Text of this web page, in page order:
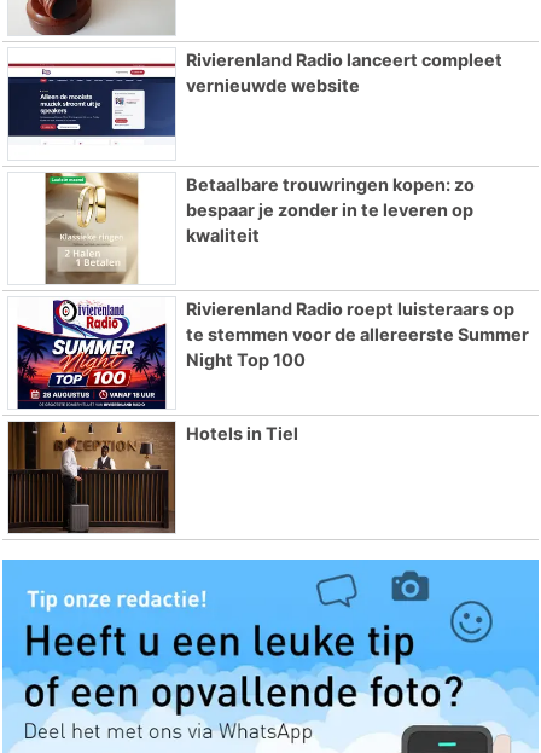
Rivierenland Radio lanceert compleet
vernieuwde website
Betaalbare trouwringen kopen: zo
bespaar je zonder in te leveren op
kwaliteit
Rivierenland Radio roept luisteraars op
te stemmen voor de allereerste Summer
Night Top 100
Hotels in Tiel